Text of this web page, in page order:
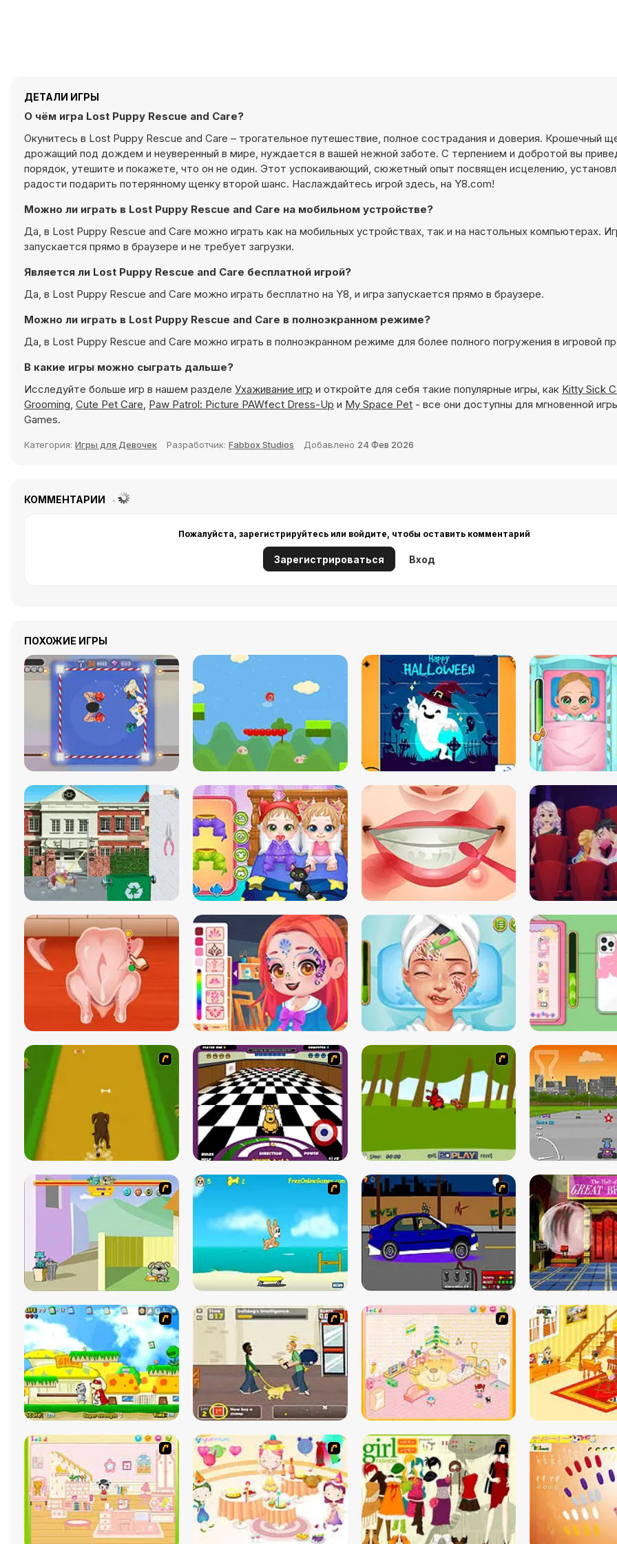
ДЕТАЛИ ИГРЫ
О чём игра Lost Puppy Rescue and Care?
Окунитесь в Lost Puppy Rescue and Care – трогательное путешествие, полное сострадания и доверия. Крошечный
дрожащий под дождем и неуверенный в мире, нуждается в вашей нежной заботе. С терпением и добротой вы
порядок, утешите и покажете, что он не один. Этот успокаивающий, сюжетный опыт посвящен исцелению,
радости подарить потерянному щенку второй шанс. Наслаждайтесь игрой здесь, на Y8.com!
Можно ли играть в Lost Puppy Rescue and Care на мобильном устройстве?
Да, в Lost Puppy Rescue and Care можно играть как на мобильных устройствах, так и на настольных компьютерах.
запускается прямо в браузере и не требует загрузки.
Является ли Lost Puppy Rescue and Care бесплатной игрой?
Да, в Lost Puppy Rescue and Care можно играть бесплатно на Y8, и игра запускается прямо в браузере.
Можно ли играть в Lost Puppy Rescue and Care в полноэкранном режиме?
Да, в Lost Puppy Rescue and Care можно играть в полноэкранном режиме для более полного погружения в игровой
В какие игры можно сыграть дальше?
Исследуйте больше игр в нашем разделе Ухаживание игр и откройте для себя такие популярные игры, как Kitty Sick
Grooming, Cute Pet Care, Paw Patrol: Picture PAWfect Dress-Up и My Space Pet - все они доступны для мгновенной
Games.
Категория: Игры для Девочек Разработчик: Fabbox Studios Добавлено 24 Фев 2026
КОММЕНТАРИИ
Пожалуйста, зарегистрируйтесь или войдите, чтобы оставить комментарий
Зарегистрироваться Вход
ПОХОЖИЕ ИГРЫ